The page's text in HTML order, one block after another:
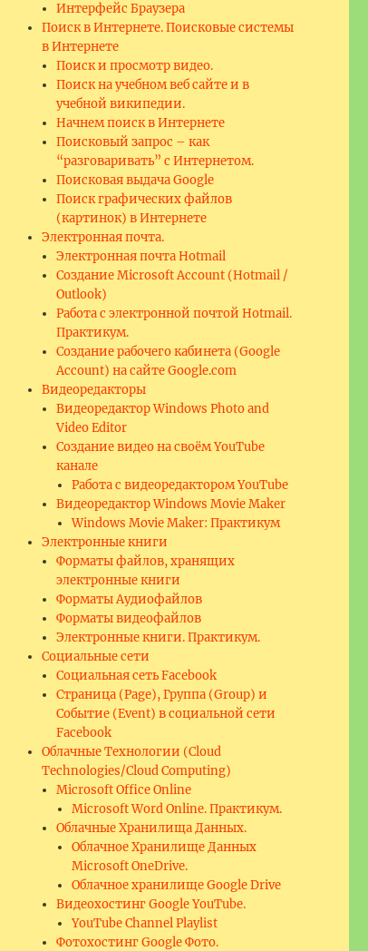
калькулятор?”
Интерфейс Браузера
Поиск в Интернете. Поисковые системы
в Интернете
Поиск и просмотр видео.
Поиск на учебном веб сайте и в
учебной википедии.
Начнем поиск в Интернете
Поисковый запрос – как
“разговаривать” с Интернетом.
Поисковая выдача Google
Поиск графических файлов
(картинок) в Интернете
Электронная почта.
Электронная почта Hotmail
Создание Microsoft Account (Hotmail /
Outlook)
Работа с электронной почтой Hotmail.
Практикум.
Создание рабочего кабинета (Google
Account) на сайте Google.com
Видеоредакторы
Видеоредактор Windows Photo and
Video Editor
Создание видео на своём YouTube
канале
Работа с видеоредактором YouTube
Видеоредактор Windows Movie Maker
Windows Movie Maker: Практикум
Электронные книги
Форматы файлов, хранящих
электронные книги
Форматы Аудиофайлов
Форматы видеофайлов
Электронные книги. Практикум.
Социальные сети
Социальная сеть Facebook
Страница (Page), Группа (Group) и
Событие (Event) в социальной сети
Facebook
Облачные Технологии (Cloud
Technologies/Cloud Computing)
Microsoft Office Online
Microsoft Word Online. Практикум.
Облачные Хранилища Данных.
Облачное Хранилище Данных
Microsoft OneDrive.
Облачное хранилище Google Drive
Видеохостинг Google YouTube.
YouTube Channel Playlist
Фотохостинг Google Фото.